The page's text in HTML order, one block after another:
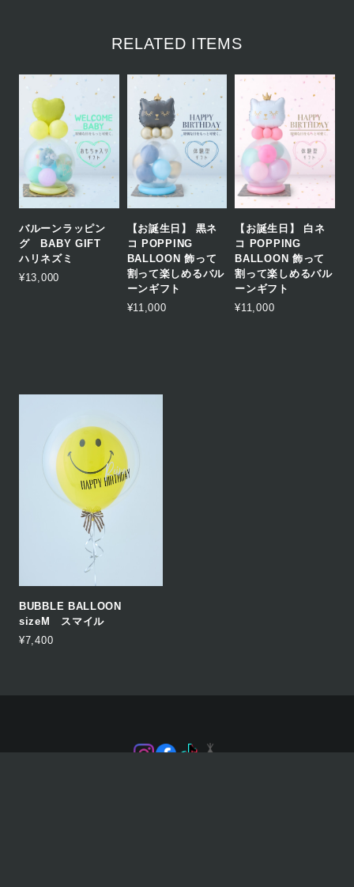
RELATED ITEMS
バルーンラッピン
グ BABY GIFT
ハリネズミ
¥13,000
【お誕生日】 黒ネ
コ POPPING
BALLOON 飾って
割って楽しめるバル
ーンギフト
¥11,000
【お誕生日】 白ネ
コ POPPING
BALLOON 飾って
割って楽しめるバル
ーンギフト
¥11,000
BUBBLE BALLOON
sizeM スマイル
¥7,400